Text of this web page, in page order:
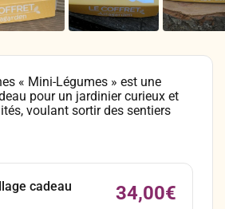
« Mini-Légumes » est une
pour un jardinier curieux et
voulant sortir des sentiers
classique » et étonner ses amis
! L’assortiment
de légumes miniatures, dix
par excellence.
cadeau 34,00€